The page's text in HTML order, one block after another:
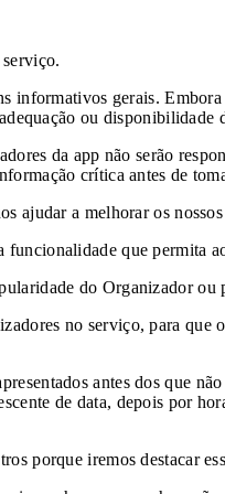
informativos gerais.
ou disponibilidade
da app não serão
crítica antes de
ajudar a melhorar os
que permita
do Organizador ou
no serviço, para
antes dos que
de data, depois por
porque iremos destacar